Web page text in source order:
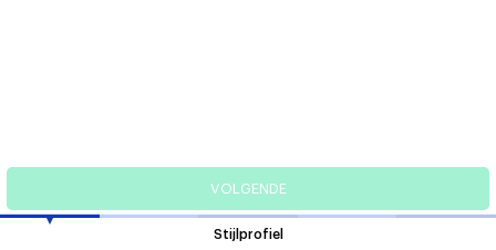
Stijlprofiel
Maten & Fits
Laatste details
Over jou
Klaar!